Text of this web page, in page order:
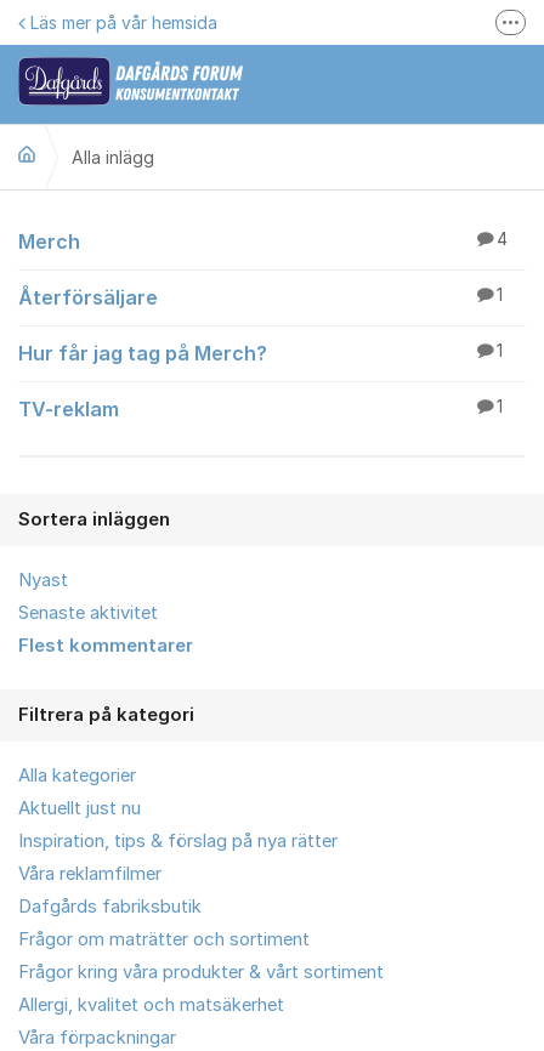
Hoppa till innehåll
Läs mer på vår hemsida
Jobba hos oss!
Alla inlägg
Alla inlägg
Merch 4
Återförsäljare 1
Hur får jag tag på Merch? 1
TV-reklam 1
Sortera inläggen
Nyast
Senaste aktivitet
Flest kommentarer
Filtrera på kategori
Alla kategorier
Aktuellt just nu
Inspiration, tips & förslag på nya rätter
Våra reklamfilmer
Dafgårds fabriksbutik
Frågor om maträtter och sortiment
Frågor kring våra produkter & vårt sortiment
Allergi, kvalitet och matsäkerhet
Våra förpackningar